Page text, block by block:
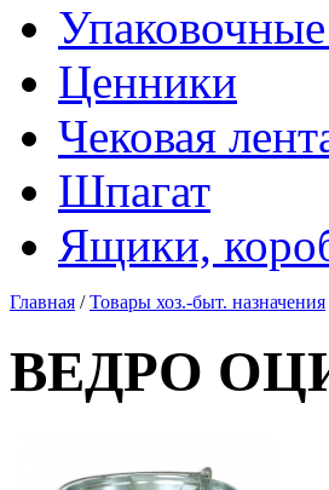
Ценники
Чековая
Шпагат
Ящики,
Главная /Товары хоз.-быт. назначения
ВЕДРО